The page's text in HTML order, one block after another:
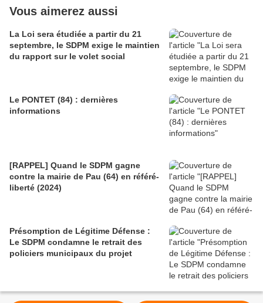
Vous aimerez aussi
La Loi sera étudiée a partir du 21
septembre, le SDPM exige le maintien
du rapport sur le volet social
Le PONTET (84) : dernières
informations
[RAPPEL] Quand le SDPM gagne
contre la mairie de Pau (64) en référé-
liberté (2024)
Présomption de Légitime Défense :
Le SDPM condamne le retrait des
policiers municipaux du projet